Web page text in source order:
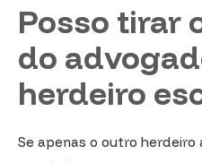
Posso tirar
do
herdeiro
Se apenas o outro herdeiro